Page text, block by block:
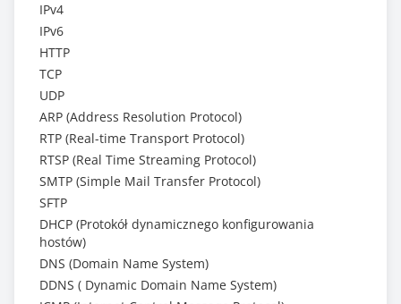
IPv4
IPv6
HTTP
TCP
UDP
ARP (Address Resolution Protocol)
RTP (Real-time Transport Protocol)
RTSP (Real Time Streaming Protocol)
SMTP (Simple Mail Transfer Protocol)
SFTP
DHCP (Protokół dynamicznego konfigurowania
hostów)
DNS (Domain Name System)
DDNS ( Dynamic Domain Name System)